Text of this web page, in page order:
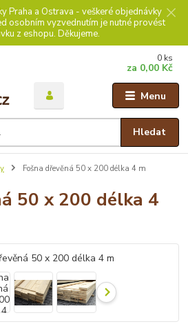
Praha a Ostrava - veškeré objednávky
osobním vyzvednutím je nutné provést
z eshopu. Děkujeme.
Menu
Hledat
0 ks
za 0,00 Kč
Fošna dřevěná 50 x 200 délka 4 m
50 x 200 délka 4